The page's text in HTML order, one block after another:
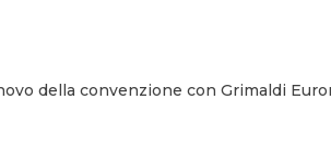
della convenzione con Grimaldi